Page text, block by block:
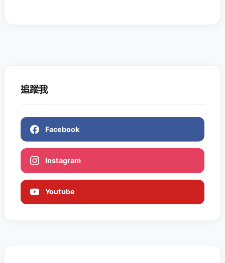
追蹤我
Facebook
Instagram
Youtube